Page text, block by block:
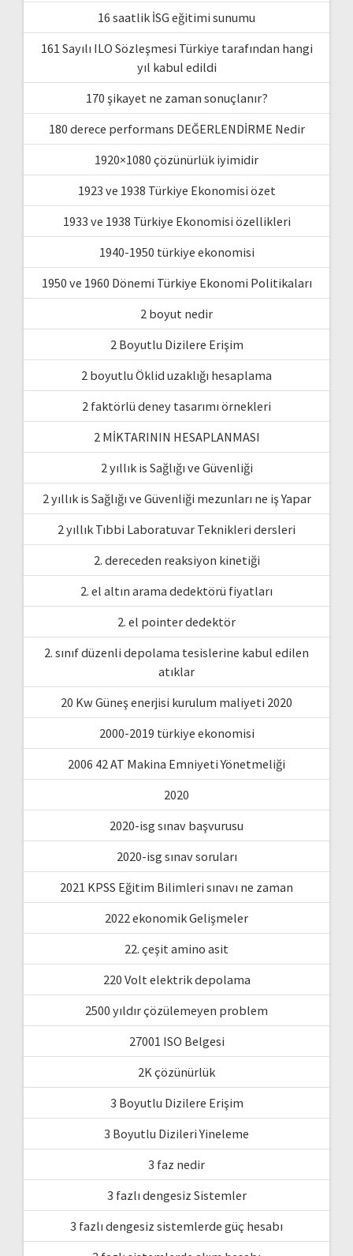
16 saatlik İSG eğitimi sunumu
161 Sayılı ILO Sözleşmesi Türkiye tarafından hangi
yıl kabul edildi
170 şikayet ne zaman sonuçlanır?
180 derece performans DEĞERLENDİRME Nedir
1920×1080 çözünürlük iyimidir
1923 ve 1938 Türkiye Ekonomisi özet
1933 ve 1938 Türkiye Ekonomisi özellikleri
1940-1950 türkiye ekonomisi
1950 ve 1960 Dönemi Türkiye Ekonomi Politikaları
2 boyut nedir
2 Boyutlu Dizilere Erişim
2 boyutlu Öklid uzaklığı hesaplama
2 faktörlü deney tasarımı örnekleri
2 MİKTARININ HESAPLANMASI
2 yıllık is Sağlığı ve Güvenliği
2 yıllık is Sağlığı ve Güvenliği mezunları ne iş Yapar
2 yıllık Tıbbi Laboratuvar Teknikleri dersleri
2. dereceden reaksiyon kinetiği
2. el altın arama dedektörü fiyatları
2. el pointer dedektör
2. sınıf düzenli depolama tesislerine kabul edilen
atıklar
20 Kw Güneş enerjisi kurulum maliyeti 2020
2000-2019 türkiye ekonomisi
2006 42 AT Makina Emniyeti Yönetmeliği
2020
2020-isg sınav başvurusu
2020-isg sınav soruları
2021 KPSS Eğitim Bilimleri sınavı ne zaman
2022 ekonomik Gelişmeler
22. çeşit amino asit
220 Volt elektrik depolama
2500 yıldır çözülemeyen problem
27001 ISO Belgesi
2K çözünürlük
3 Boyutlu Dizilere Erişim
3 Boyutlu Dizileri Yineleme
3 faz nedir
3 fazlı dengesiz Sistemler
3 fazlı dengesiz sistemlerde güç hesabı